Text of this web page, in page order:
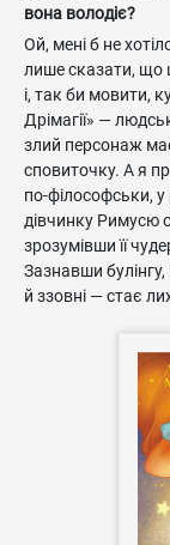
вона володіє?
Ой, мені б не
лише сказати, що
і, так би мовити,
Дрімагії» —
злий персонаж
сповиточку. А я
по-філософськи,
дівчинку Римусю
зрозумівши її
Зазнавши
й ззовні — стає